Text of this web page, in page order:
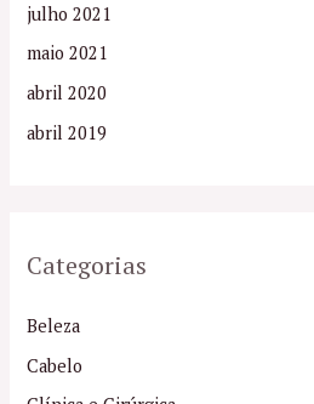
julho 2021
maio 2021
abril 2020
abril 2019
Categorias
Beleza
Cabelo